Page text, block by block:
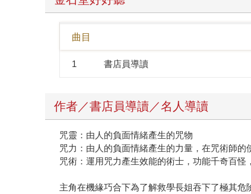
曲目
1 書店員導讀
作者／書店員導讀／名人導讀
咒靈：由人的負面情緒產生的咒物
咒力：由人的負面情緒產生的力量，在咒術師的
咒術：運用咒力產生效能的術士，功能千奇百怪
主角在機緣巧合下為了解救學長姐吞下了極其